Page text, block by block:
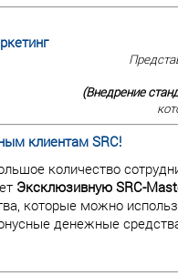
(Внедрение
клиентам SRC!
количество
Эксклюзивную SRC-
которые можно
денежные